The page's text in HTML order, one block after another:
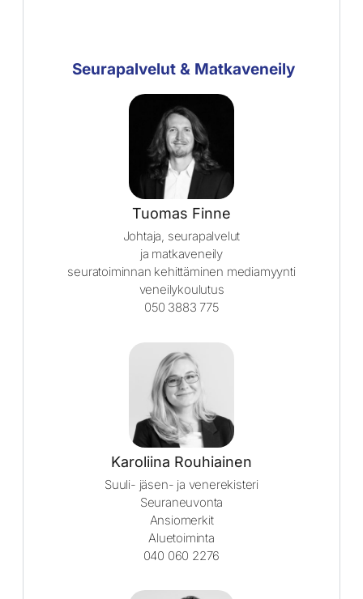
Seurapalvelut & Matkaveneily
Tuomas Finne
Johtaja, seurapalvelut
ja matkaveneily
seuratoiminnan kehittäminen mediamyynti
veneilykoulutus
050 3883 775
Karoliina Rouhiainen
Suuli- jäsen- ja venerekisteri
Seuraneuvonta
Ansiomerkit
Aluetoiminta
040 060 2276